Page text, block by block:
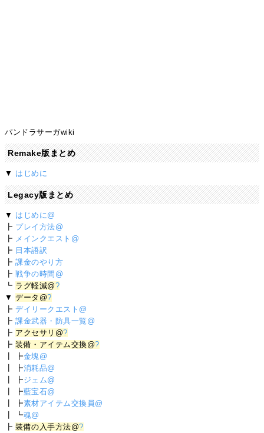
パンドラサーガwiki
Remake版まとめ
▼ はじめに
Legacy版まとめ
▼ はじめに@
┣ プレイ方法@
┣ メインクエスト@
┣ 日本語訳
┣課金のやり方
┣戦争の時間@
┗ ラグ軽減@?
▼データ@?
┣デイリークエスト@
┣課金武器・防具一覧@
┣ アクセサリ@?
┣装備・アイテム交換@?
┃ ┣金塊@
┃ ┣消耗品@
┃ ┣ジェム@
┃ ┣藍宝石@
┃ ┣素材アイテム交換員@
┃ ┗魂@
┣装備の入手方法@?